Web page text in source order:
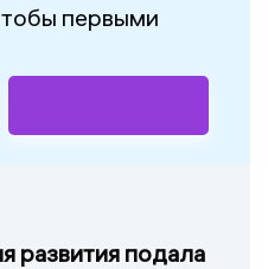
первыми
развития подала